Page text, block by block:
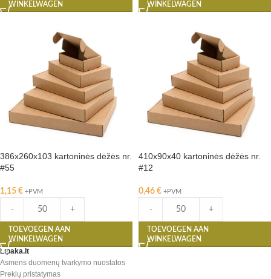
WINKELWAGEN
WINKELWAGEN
386x260x103 kartoninės dėžės nr.
#55
1,15 € +PVM
- +
TOEVOEGEN AAN
WINKELWAGEN
410x90x40 kartoninės dėžės nr.
#12
0,46 € +PVM
- +
TOEVOEGEN AAN
WINKELWAGEN
Lipaka.lt
Asmens duomenų tvarkymo nuostatos
Prekių pristatymas